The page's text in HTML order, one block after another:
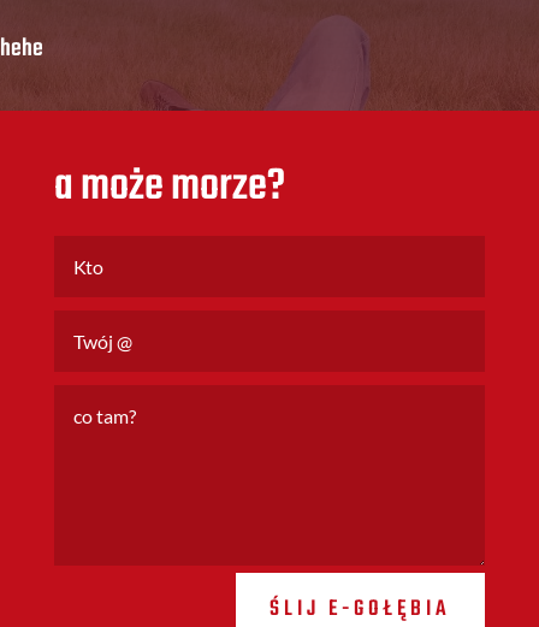
hehe
a może morze?
ŚLIJ E-GOŁĘBIA